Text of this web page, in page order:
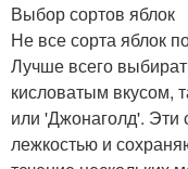
Выбор сортов яблок
Не все сорта яблок
Лучше всего
кисловатым вкусом,
или 'Джонаголд'. Эти
лежкостью и